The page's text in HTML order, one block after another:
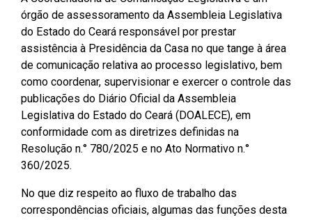
CODINS
Comitê de Gestão Estratégica -
COGE
Comunicação Legislativa
Coordenadoria do Sistema
Alece de Comunicação
Célula de Fotografia
Célula de Assessoria de
Comunicação
Célula de Projetos Especiais
Coordenadoria de Polícia
Centro de Estudos e Atividades
Corregedoria
Divisas Territoriais do Ceará
Comitê de Prevenção e
Combate à Violência
Comitê de Responsabilidade
Social
Gestão Ambiental
Defensoria Pública do Ceará
Departamento de Saúde e
Assistência Social
Defesa Social
Des. Regional, Recursos Hí­
dricos, Minas e Pesca
Direitos Humanos e Cidadania
Educação Básica
Fiscalização e Controle
Indústria, Desenvolvimento
Econômico e Comércio
Consultoria Legislativa
Votações Nominais
Medalhas e comendas da Alece
Mapa de Leis Históricas
Utilidade pública
Políticas Institucionais
órgão de assessoramento da Assembleia Legislativa
do Estado do Ceará responsável por prestar
assistência à Presidência da Casa no que tange à área
de comunicação relativa ao processo legislativo, bem
como coordenar, supervisionar e exercer o controle das
publicações do Diário Oficial da Assembleia
Legislativa do Estado do Ceará (DOALECE), em
conformidade com as diretrizes definidas na
Resolução n.° 780/2025 e no Ato Normativo n.°
360/2025.
No que diz respeito ao fluxo de trabalho das
correspondências oficiais, algumas das funções desta